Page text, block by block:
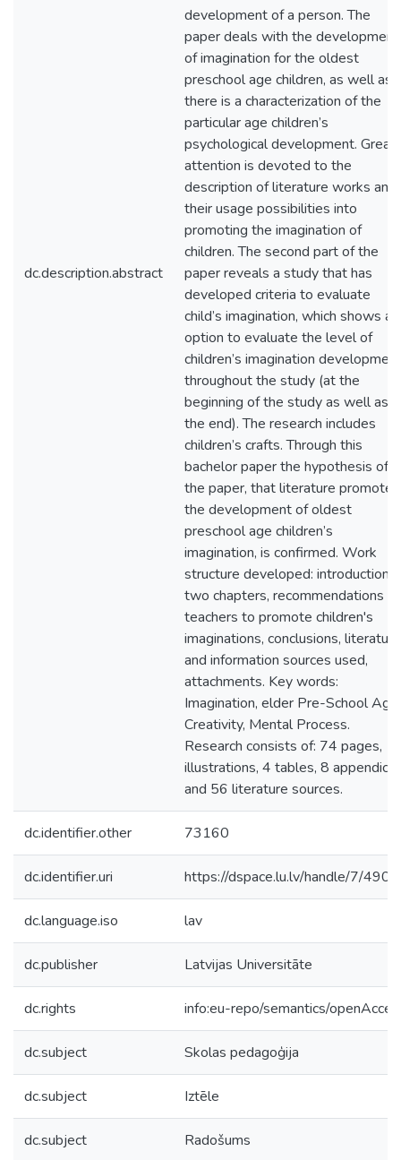
dc.description.abstract
development of a person. The
paper deals with the development
of imagination for the oldest
preschool age children, as well as
there is a characterization of the
particular age children’s
psychological development. Great
attention is devoted to the
description of literature works and
their usage possibilities into
promoting the imagination of
children. The second part of the
paper reveals a study that has
developed criteria to evaluate
child’s imagination, which shows an
option to evaluate the level of
children’s imagination development
throughout the study (at the
beginning of the study as well as
the end). The research includes
children’s crafts. Through this
bachelor paper the hypothesis of
the paper, that literature promotes
the development of oldest
preschool age children’s
imagination, is confirmed. Work
structure developed: introduction,
two chapters, recommendations
teachers to promote children's
imaginations, conclusions, literature
and information sources used,
attachments. Key words:
Imagination, elder Pre-School Age,
Creativity, Mental Process.
Research consists of: 74 pages,
illustrations, 4 tables, 8
and 56 literature sources.
dc.identifier.other 73160
dc.identifier.uri https://dspace.lu.lv/handle/7/
dc.language.iso lav
dc.publisher Latvijas Universitāte
dc.rights info:eu-repo/semantics/
dc.subject Skolas pedagoģija
dc.subject Iztēle
dc.subject Radošums